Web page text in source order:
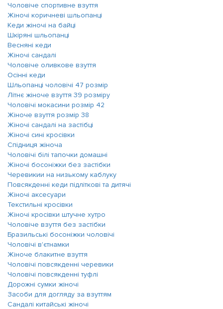
Чоловіче спортивне взуття
Жіночі коричневі шльопанці
Кеди жіночі на байці
Шкіряні шльопанці
Весняні кеди
Жіночі сандалі
Чоловіче оливкове взуття
Осінні кеди
Шльопанці чоловічі 47 розмір
Літнє жіноче взуття 39 розміру
Чоловічі мокасини розмір 42
Жіноче взуття розмір 38
Жіночі сандалі на застібці
Жіночі сині кросівки
Спідниця жіноча
Чоловічі білі тапочки домашні
Жіночі босоніжки без застібки
Черевикии на низькому каблуку
Повсякденні кеди підліткові та дитячі
Жіночі аксесуари
Текстильні кросівки
Жіночі кросівки штучне хутро
Чоловіче взуття без застібки
Бразильські босоніжки чоловічі
Чоловічі в'єтнамки
Жіноче блакитне взуття
Чоловічі повсякденні черевики
Чоловічі повсякденні туфлі
Дорожні сумки жіночі
Засоби для догляду за взуттям
Сандалі китайські жіночі